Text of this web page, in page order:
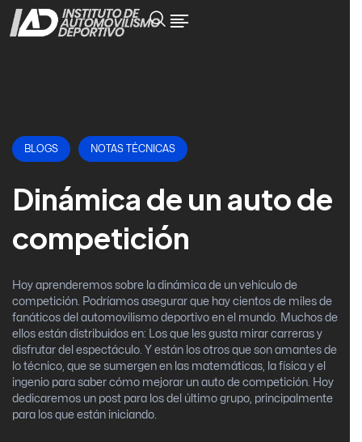
BLOGS NOTAS TÉCNICAS
Dinámica de un auto de
competición
Hoy aprenderemos sobre la dinámica de un vehículo de
competición. Podríamos asegurar que hay cientos de miles de
fanáticos del automovilismo deportivo en el mundo. Muchos de
ellos están distribuidos en: Los que les gusta mirar carreras y
disfrutar del espectáculo. Y están los otros que son amantes de
lo técnico, que se sumergen en las matemáticas, la física y el
ingenio para saber cómo mejorar un auto de competición. Hoy
dedicaremos un post para los del último grupo, principalmente
para los que están iniciando.